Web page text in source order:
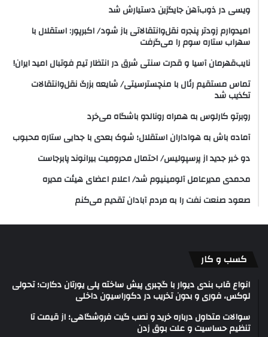
ویسی در ذوب‌آهن جایگزین دستیارش شد
امیدوارم زودتر پنجره نقل‌وانتقالاتی باز شود/ اکبرپور: استقلال با
سهراب ستاره سوم را می‌گرفت
نایب‌قهرمان آسیا و قدرت سنتی شرق در انتظار تیم فوتبال امید ایران!
تماس مستقیم رئال با منچسترسیتی/ شایعه بزرگ نقل‌وانتقالات
تکذیب شد
روبرتو کارلوس به همراه رونالدو باشگاه می‌خرد
آماده باش به هواداران استقلال؛ شوک بعدی با جدایی ستاره محبوب
دو خبر جدید از پرسپولیس/ احتمال محرومیت بیرانوند پابرجاست
محمدی مدیرعامل آلومینیوم شد/ اعلام اعضای هیئت‌ مدیره
صعود صنعت نفت را به مردم آبادان تقدیم می‌کنم
کسب و کار
انواع قاب بندی دیوار با گچبری پیش ساخته پلی یورتان دکارت؛ تحولی
لوکس، فوری و بدون تخریب در دکوراسیون داخلی
سوالات متداول درباره خرید و نصب گیت فروشگاهی؛ از قیمت تا
تنظیم حساسیت و علت بوق زدن